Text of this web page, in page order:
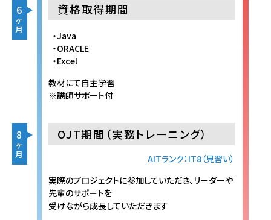
6
ヶ
月
資格取得期間
Java
ORACLE
Excel
教材にて自主学習
※講師サポート付
8
ヶ
月
OJT期間（実務トレーニング）
AITランク：IT8（見習い）
実際のプロジェクトに参加していただき、リーダーや
先輩のサポートを
受けながら成長していただきます